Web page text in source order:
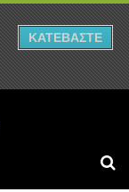
ΚΑΤΕΒΑΣΤΕ